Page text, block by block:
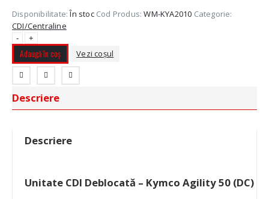
Disponibilitate:În stoc Cod Produs:WM-KYA2010 Categorie:
CDI/Centraline
- +
Adaugă în coș Vezi coșul
Descriere
Descriere
Unitate CDI Deblocată – Kymco Agility 50 (DC)